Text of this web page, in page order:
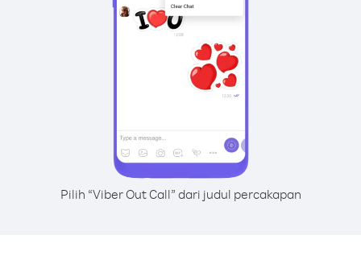
Pilih “Viber Out Call” dari judul percakapan